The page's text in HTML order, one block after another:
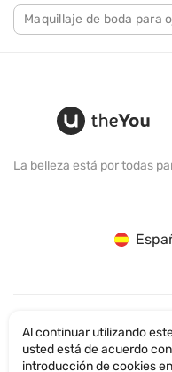
Maquillaje de boda para
La belleza está por todas
©
Al continuar utilizando
usted está de acuerdo
introducción de cookies